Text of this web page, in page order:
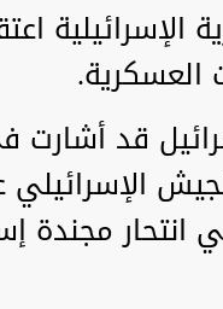
العسكرية.
قد أشارت
مجندة